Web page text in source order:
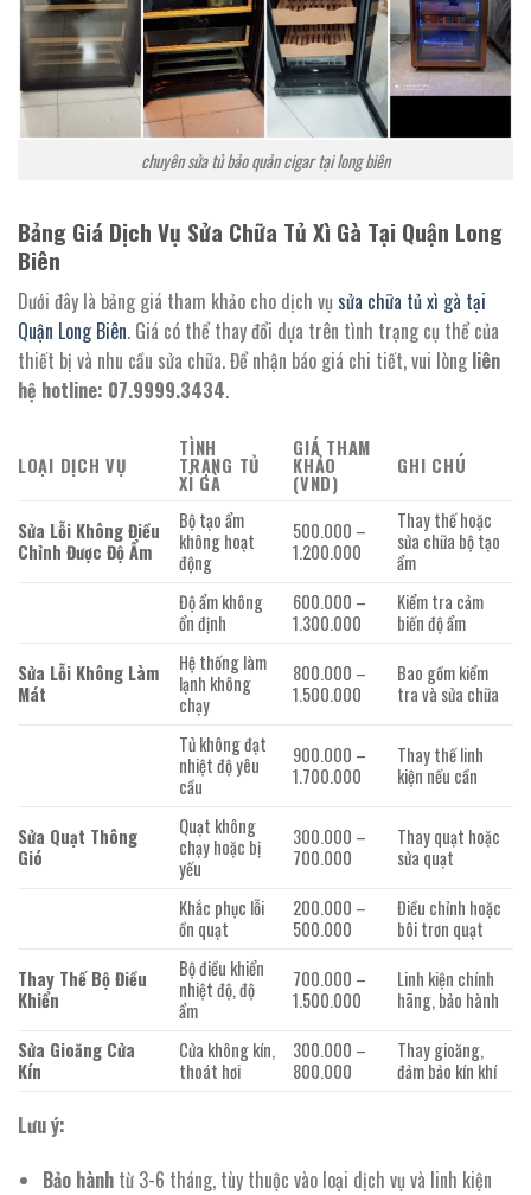
chuyên sửa tủ bảo quản cigar tại long biên
Bảng Giá Dịch Vụ Sửa Chữa Tủ Xì Gà Tại Quận Long
Biên
Dưới đây là bảng giá tham khảo cho dịch vụ sửa chữa tủ xì gà tại
Quận Long Biên. Giá có thể thay đổi dựa trên tình trạng cụ thể của
thiết bị và nhu cầu sửa chữa. Để nhận báo giá chi tiết, vui lòng liên
hệ hotline: 07.9999.3434.
LOẠI DỊCH VỤ
TÌNH
TRẠNG TỦ
XÌ GÀ
GIÁ THAM
KHẢO
(VND)
GHI CHÚ
Sửa Lỗi Không Điều
Chỉnh Được Độ Ẩm
Bộ tạo ẩm
không hoạt
động
500.000 –
1.200.000
Thay thế hoặc
sửa chữa bộ tạo
ẩm
Độ ẩm không
ổn định
600.000 –
1.300.000
Kiểm tra cảm
biến độ ẩm
Sửa Lỗi Không Làm
Mát
Hệ thống làm
lạnh không
chạy
800.000 –
1.500.000
Bao gồm kiểm
tra và sửa chữa
Tủ không đạt
nhiệt độ yêu
cầu
900.000 –
1.700.000
Thay thế linh
kiện nếu cần
Sửa Quạt Thông
Gió
Quạt không
chạy hoặc bị
yếu
300.000 –
700.000
Thay quạt hoặc
sửa quạt
Khắc phục lỗi
ồn quạt
200.000 –
500.000
Điều chỉnh hoặc
bôi trơn quạt
Thay Thế Bộ Điều
Khiển
Bộ điều khiển
nhiệt độ, độ
ẩm
700.000 –
1.500.000
Linh kiện chính
hãng, bảo hành
Sửa Gioăng Cửa
Kín
Cửa không kín,
thoát hơi
300.000 –
800.000
Thay gioăng,
đảm bảo kín khí
Lưu ý:
Bảo hànhtừ 3-6 tháng, tùy thuộc vào loại dịch vụ và linh kiện